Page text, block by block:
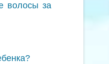
волосы за